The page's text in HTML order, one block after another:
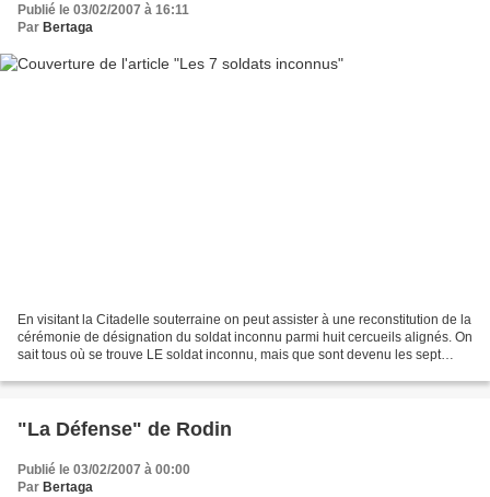
Publié le 03/02/2007 à 16:11
Par Bertaga
En visitant la Citadelle souterraine on peut assister à une reconstitution de la
cérémonie de désignation du soldat inconnu parmi huit cercueils alignés. On
sait tous où se trouve LE soldat inconnu, mais que sont devenu les sept
"La Défense" de Rodin
Publié le 03/02/2007 à 00:00
Par Bertaga